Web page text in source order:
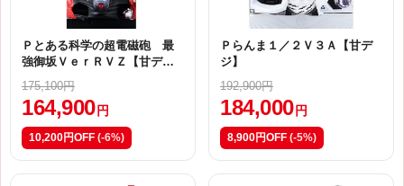
Ｐとある科学の超電磁砲 最
強御坂ＶｅｒＲＶＺ【甘デ
175,100円
164,900 円
10,200円OFF (-6%)
Ｐらんま１／２Ｖ３Ａ【甘デ
ジ】
192,900円
184,000 円
8,900円OFF (-5%)